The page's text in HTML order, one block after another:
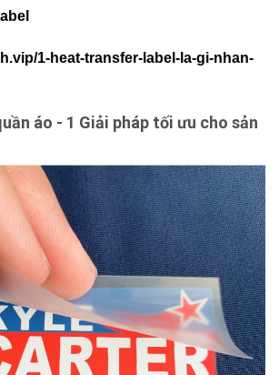
1-heat-transfer-label-la-gi-nhan-
áo - 1 Giải pháp tối ưu cho sản